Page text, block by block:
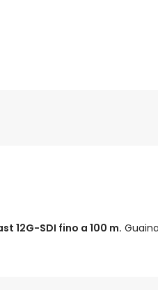
12G-SDI fino a 100 m.